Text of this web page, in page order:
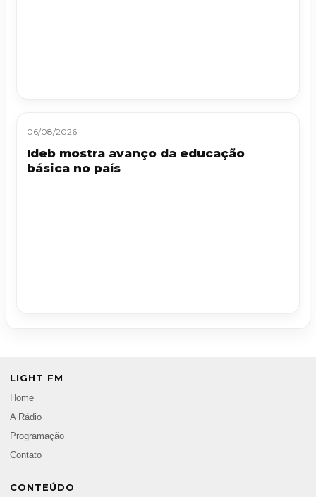
06/08/2026
Ideb mostra avanço da educação
básica no país
LIGHT FM
Home
A Rádio
Programação
Contato
CONTEÚDO